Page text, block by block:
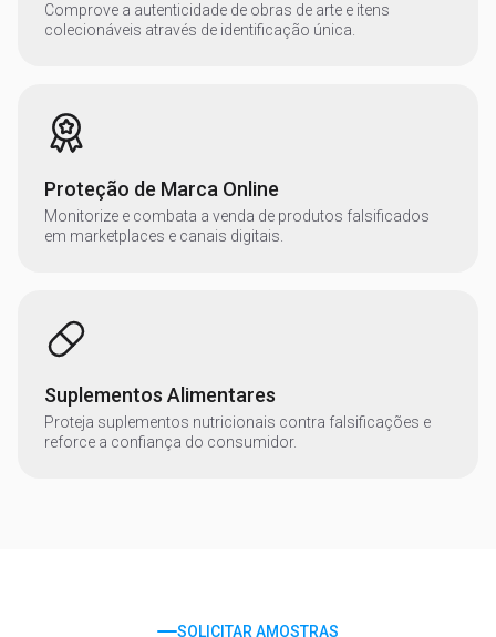
Comprove a autenticidade de obras de arte e itens
colecionáveis através de identificação única.
Proteção de Marca Online
Monitorize e combata a venda de produtos falsificados
em marketplaces e canais digitais.
Suplementos Alimentares
Proteja suplementos nutricionais contra falsificações e
reforce a confiança do consumidor.
SOLICITAR AMOSTRAS